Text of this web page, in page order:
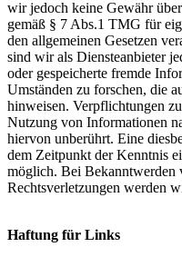
wir jedoch keine Gewähr
gemäß § 7 Abs.1 TMG für
den allgemeinen Gesetzen
sind wir als Diensteanbieter
oder gespeicherte fremde
Umständen zu forschen, die
hinweisen. Verpflichtungen
Nutzung von Informationen
hiervon unberührt. Eine
dem Zeitpunkt der Kenntnis
möglich. Bei Bekanntwerden
Rechtsverletzungen werden
Haftung für Links